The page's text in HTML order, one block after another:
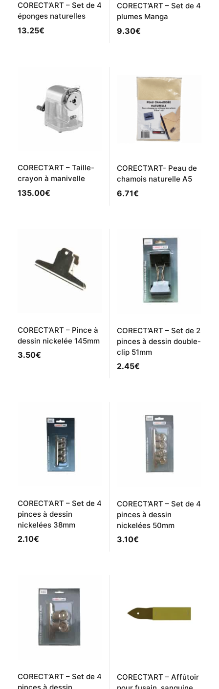
CORECT’ART – Set de 4
éponges naturelles
13.25€
CORECT’ART – Set de 4
plumes Manga
9.30€
CORECT’ART – Taille-
crayon à manivelle
135.00€
CORECT’ART- Peau de
chamois naturelle A5
6.71€
CORECT’ART – Pince à
dessin nickelée 145mm
3.50€
CORECT’ART – Set de 2
pinces à dessin double-
clip 51mm
2.45€
CORECT’ART – Set de 4
pinces à dessin
nickelées 38mm
2.10€
CORECT’ART – Set de 4
pinces à dessin
nickelées 50mm
3.10€
CORECT’ART – Set de 4
pinces à dessin
CORECT’ART – Affûtoir